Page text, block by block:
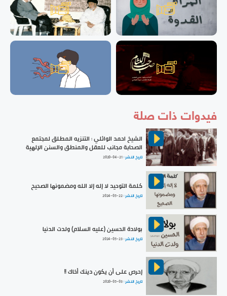
فيدوات ذات صلة
الشيخ احمد الوائلي : التنزيه المطلق لمجتمع
الصحابة مجانب للعقل والمنطق والسنن الإلهية
تاريخ النشر :2020-04-21
كلمة التوحيد لا إله إلا الله ومضمونها الصحيح
تاريخ النشر :2024-05-22
بولادة الحسين (عليه السلام) ولدت الدنيا
تاريخ النشر :2024-05-23
إحرص على أن يكون دينك أخاك !!
تاريخ النشر :2020-05-03